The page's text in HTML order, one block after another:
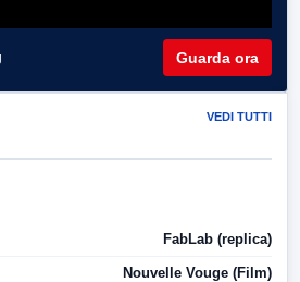
Guarda ora
VEDI TUTTI
FabLab (replica)
Nouvelle Vouge (Film)